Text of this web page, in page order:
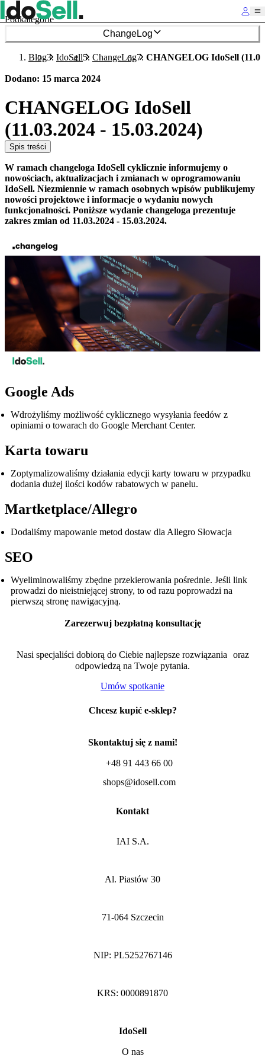
Podkategorie
ChangeLog
Blog IdoSell ChangeLog CHANGELOG IdoSell
Dodano: 15 marca 2024
CHANGELOG IdoSell
(11.03.2024 - 15.03.2024)
Spis treści
W ramach changeloga IdoSell cyklicznie informujemy o
nowościach, aktualizacjach i zmianach w oprogramowaniu
IdoSell. Niezmiennie w ramach osobnych wpisów publikujemy
nowości projektowe i informacje o wydaniu nowych
funkcjonalności. Poniższe wydanie changeloga prezentuje
zakres zmian od 11.03.2024 - 15.03.2024.
Google Ads
Wdrożyliśmy możliwość cyklicznego wysyłania feedów z
opiniami o towarach do Google Merchant Center.
Karta towaru
Zoptymalizowaliśmy działania edycji karty towaru w przypadku
dodania dużej ilości kodów rabatowych w panelu.
Martketplace/Allegro
Dodaliśmy mapowanie metod dostaw dla Allegro Słowacja
SEO
Wyeliminowaliśmy zbędne przekierowania pośrednie. Jeśli link
prowadzi do nieistniejącej strony, to od razu poprowadzi na
pierwszą stronę nawigacyjną.
Zarezerwuj bezpłatną konsultację
Nasi specjaliści dobiorą do Ciebie najlepsze rozwiązania oraz
odpowiedzą na Twoje pytania.
Umów spotkanie
Chcesz kupić e-sklep?
Skontaktuj się z nami!
+48 91 443 66 00
shops@idosell.com
Kontakt
IAI S.A.
Al. Piastów 30
71-064 Szczecin
NIP: PL5252767146
KRS: 0000891870
IdoSell
O nas